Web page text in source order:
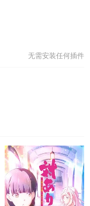
无需安装任何插件